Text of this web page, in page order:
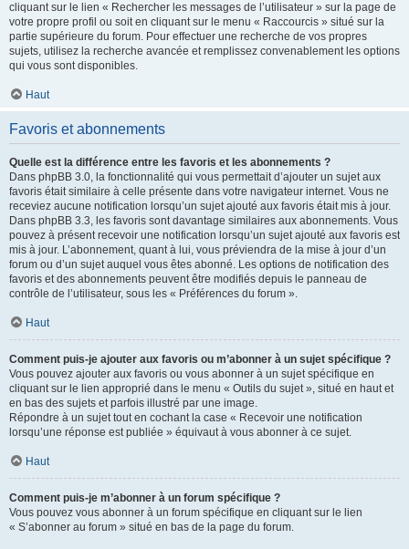
cliquant sur le lien « Rechercher les messages de l’utilisateur » sur la page de
votre propre profil ou soit en cliquant sur le menu « Raccourcis » situé sur la
partie supérieure du forum. Pour effectuer une recherche de vos propres
sujets, utilisez la recherche avancée et remplissez convenablement les options
qui vous sont disponibles.
Haut
Favoris et abonnements
Quelle est la différence entre les favoris et les abonnements ?
Dans phpBB 3.0, la fonctionnalité qui vous permettait d’ajouter un sujet aux
favoris était similaire à celle présente dans votre navigateur internet. Vous ne
receviez aucune notification lorsqu’un sujet ajouté aux favoris était mis à jour.
Dans phpBB 3.3, les favoris sont davantage similaires aux abonnements. Vous
pouvez à présent recevoir une notification lorsqu’un sujet ajouté aux favoris est
mis à jour. L’abonnement, quant à lui, vous préviendra de la mise à jour d’un
forum ou d’un sujet auquel vous êtes abonné. Les options de notification des
favoris et des abonnements peuvent être modifiés depuis le panneau de
contrôle de l’utilisateur, sous les « Préférences du forum ».
Haut
Comment puis-je ajouter aux favoris ou m’abonner à un sujet spécifique ?
Vous pouvez ajouter aux favoris ou vous abonner à un sujet spécifique en
cliquant sur le lien approprié dans le menu « Outils du sujet », situé en haut et
en bas des sujets et parfois illustré par une image.
Répondre à un sujet tout en cochant la case « Recevoir une notification
lorsqu’une réponse est publiée » équivaut à vous abonner à ce sujet.
Haut
Comment puis-je m’abonner à un forum spécifique ?
Vous pouvez vous abonner à un forum spécifique en cliquant sur le lien
« S’abonner au forum » situé en bas de la page du forum.